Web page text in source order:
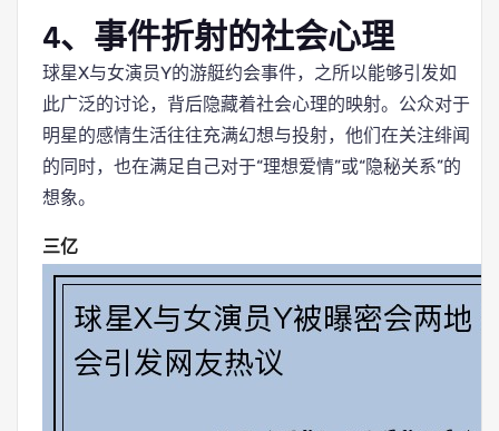
4、事件折射的社会心理
球星X与女演员Y的游艇约会事件，之所以能够引发如
此广泛的讨论，背后隐藏着社会心理的映射。公众对于
明星的感情生活往往充满幻想与投射，他们在关注绯闻
的同时，也在满足自己对于“理想爱情”或“隐秘关系”的
想象。
三亿